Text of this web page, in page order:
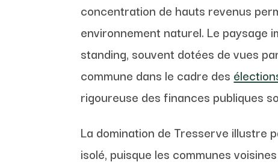
concentration de hauts revenus
environnement naturel. Le paysage
standing, souvent dotées de vues
commune dans le cadre des
rigoureuse des finances publiques
La domination de Tresserve illustre
isolé, puisque les communes